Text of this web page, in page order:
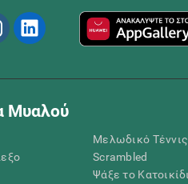
Μυαλού
Μελωδικό Τέννις
Scrambled
Ψάξε το